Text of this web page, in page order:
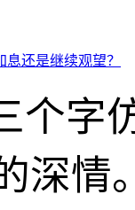
个字
深情